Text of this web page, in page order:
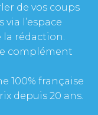
de vos coups
l’espace
la rédaction.
complément
100% française
depuis 20 ans.